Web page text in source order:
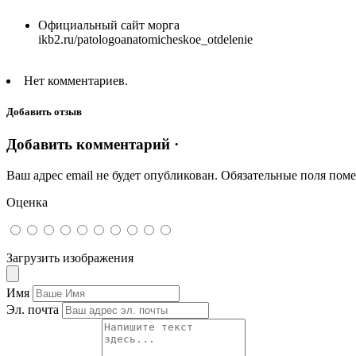
Официальный сайт морга
ikb2.ru/patologoanatomicheskoe_otdelenie
Нет комментариев.
Добавить отзыв
Добавить комментарий ·
Ваш адрес email не будет опубликован. Обязательные поля
Оценка
Загрузить изображения
Имя
Эл. почта